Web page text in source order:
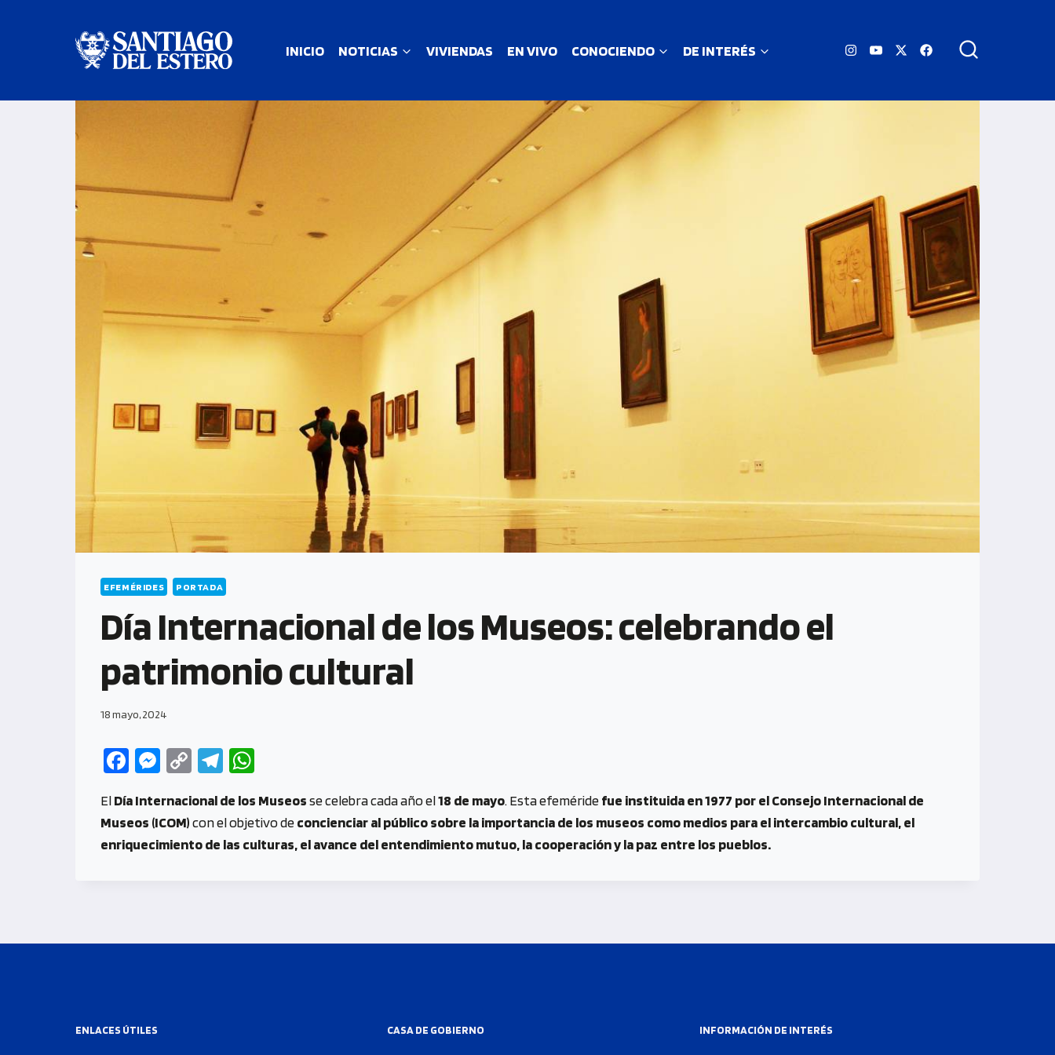
INICIO NOTICIAS VIVIENDAS EN VIVO CONOCIENDO DE INTERÉS
EFEMÉRIDES PORTADA
Día Internacional de los Museos: celebrando el
patrimonio cultural
18 mayo, 2024
Fa
b
o
o
M
se
n
C
py
Li
Te
gr
a
at
s
ElDía Internacional de los Museosse celebra cada año el18 de mayo. Esta efeméridefue instituida en 1977 por el Consejo Internacional de
Museos (ICOM)con el objetivo deconcienciar al público sobre la importancia de los museos como medios para el intercambio cultural, el
enriquecimiento de las culturas, el avance del entendimiento mutuo, la cooperación y la paz entre los pueblos.
ENLACES ÚTILES CASA DE GOBIERNO INFORMACIÓN DE INTERÉS